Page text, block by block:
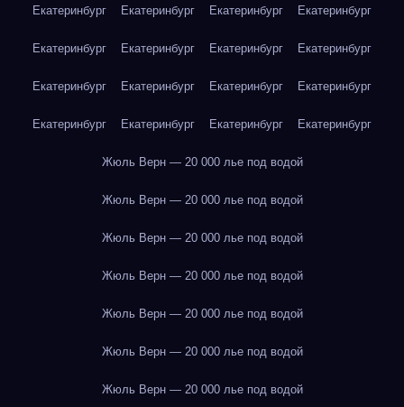
Екатеринбург Екатеринбург Екатеринбург Екатеринбург
Екатеринбург Екатеринбург Екатеринбург Екатеринбург
Екатеринбург Екатеринбург Екатеринбург Екатеринбург
Екатеринбург Екатеринбург Екатеринбург Екатеринбург
Жюль Верн — 20 000 лье под водой
Жюль Верн — 20 000 лье под водой
Жюль Верн — 20 000 лье под водой
Жюль Верн — 20 000 лье под водой
Жюль Верн — 20 000 лье под водой
Жюль Верн — 20 000 лье под водой
Жюль Верн — 20 000 лье под водой